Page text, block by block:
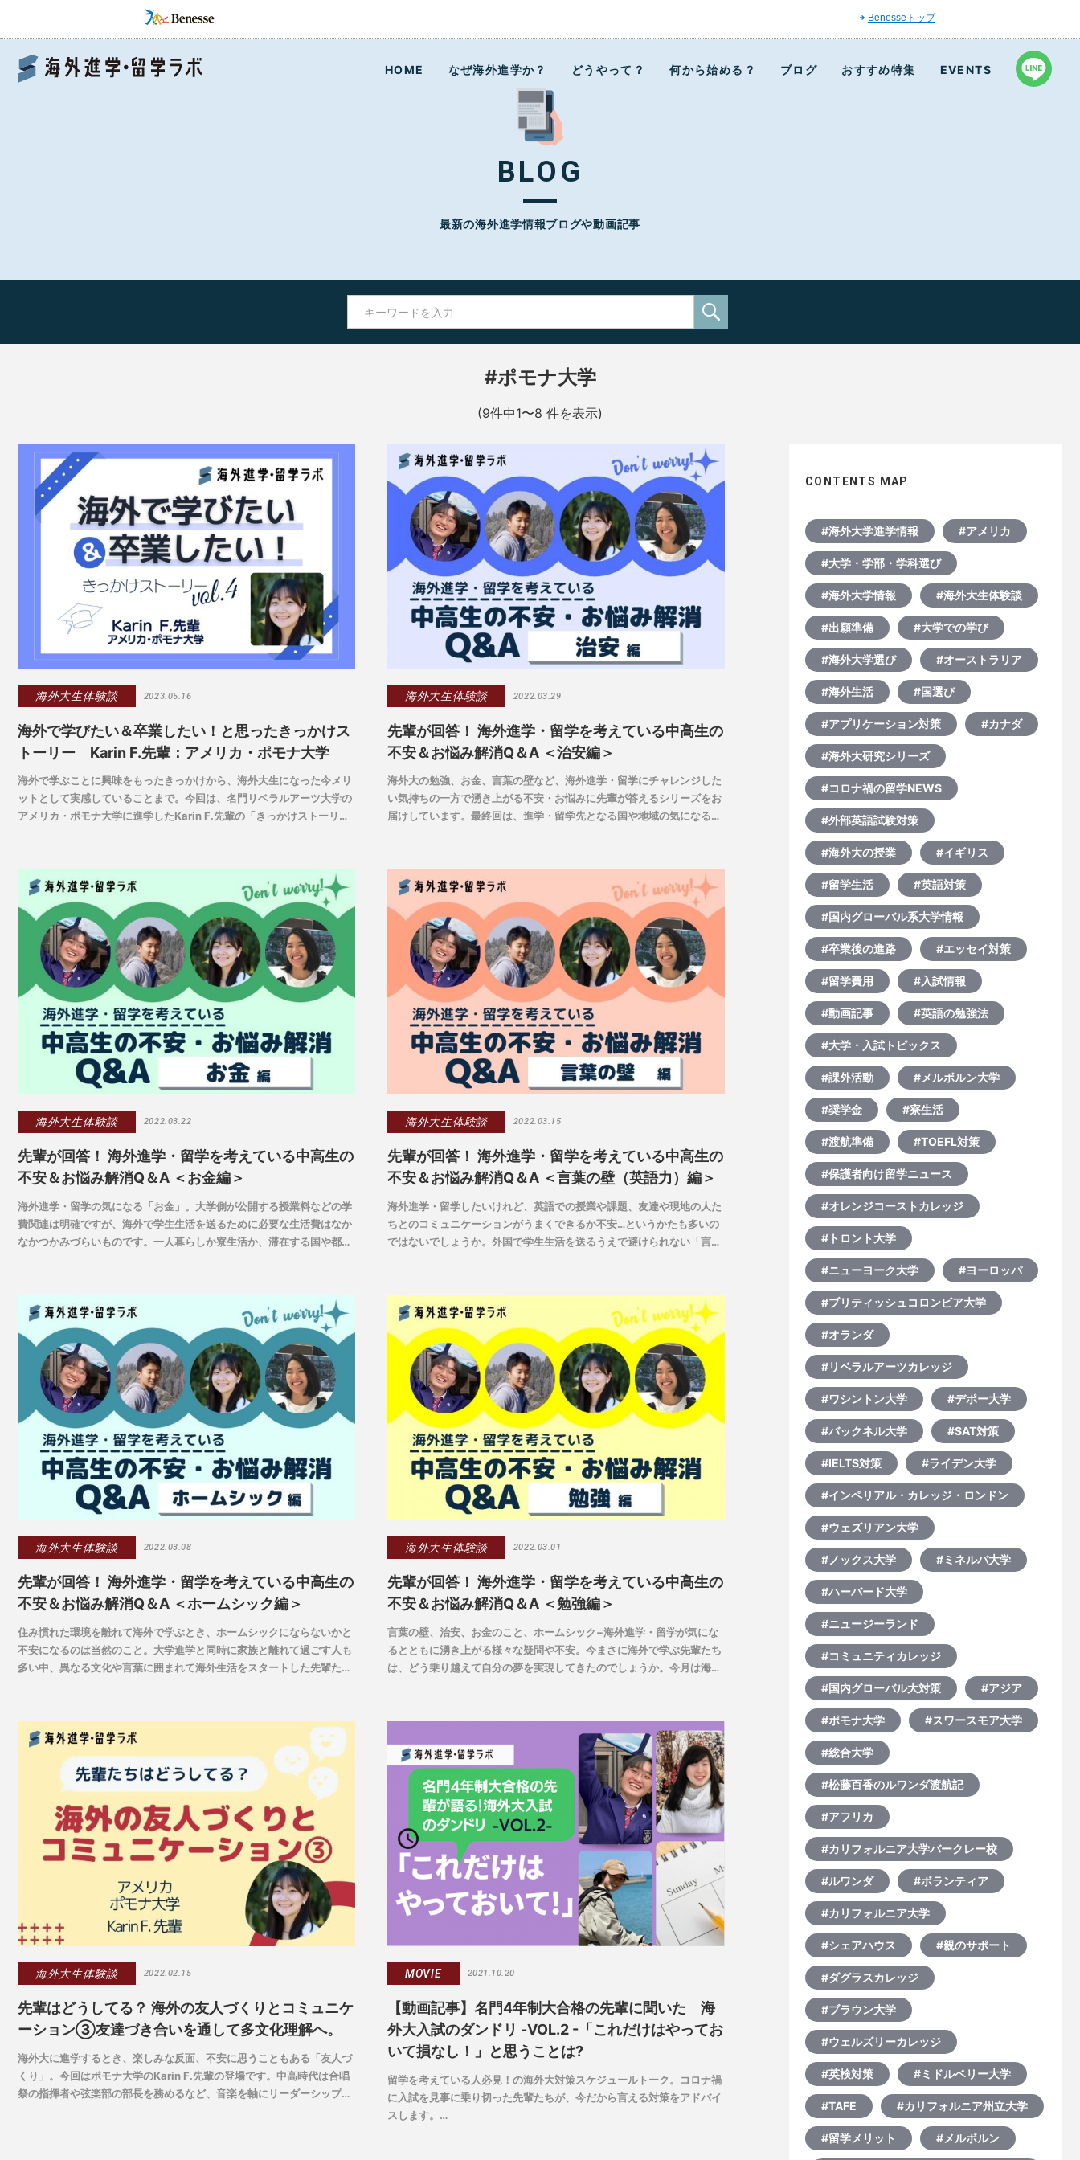
Benesseトップ
HOME なぜ海外進学か？ どうやって？ 何から始める？ ブログ おすすめ特集 EVENTS
BLOG
最新の海外進学情報ブログや動画記事
#ポモナ大学
(9件中1〜8 件を表示)
海外大生体験談 2023.05.16
海外で学びたい＆卒業したい！と思ったきっかけス
トーリー Karin F.先輩：アメリカ・ポモナ大学
海外で学ぶことに興味をもったきっかけから、海外大生になった今メリ
ットとして実感していることまで。今回は、名門リベラルアーツ大学の
アメリカ・ポモナ大学に進学したKarin F.先輩の「きっかけストーリ
海外大生体験談 2022.03.29
先輩が回答！ 海外進学・留学を考えている中高生の
不安＆お悩み解消Q＆A ＜治安編＞
海外大の勉強、お金、言葉の壁など、海外進学・留学にチャレンジした
い気持ちの一方で湧き上がる不安・お悩みに先輩が答えるシリーズをお
届けしています。最終回は、進学・留学先となる国や地域の気になる
か。
海外大生体験談 2022.03.22
先輩が回答！ 海外進学・留学を考えている中高生の
不安＆お悩み解消Q＆A ＜お金編＞
海外進学・留学の気になる「お金」。大学側が公開する授業料などの学
費関連は明確ですが、海外で学生生活を送るために必要な生活費はなか
なかつかみづらいものです。一人暮らしか寮生活か、滞在する国や都市
海外大生体験談 2022.03.15
先輩が回答！ 海外進学・留学を考えている中高生の
不安＆お悩み解消Q＆A ＜言葉の壁（英語力）編＞
海外進学・留学したいけれど、英語での授業や課題、友達や現地の人た
ちとのコミュニケーションがうまくできるか不安…というかたも多いの
ではないでしょうか。外国で学生生活を送るうえで避けられない「言葉
海外大生体験談 2022.03.08
先輩が回答！ 海外進学・留学を考えている中高生の
不安＆お悩み解消Q＆A ＜ホームシック編＞
住み慣れた環境を離れて海外で学ぶとき、ホームシックにならないかと
不安になるのは当然のこと。大学進学と同時に家族と離れて過ごす人も
多い中、異なる文化や言葉に囲まれて海外生活をスタートした先輩たち
海外大生体験談 2022.03.01
先輩が回答！ 海外進学・留学を考えている中高生の
不安＆お悩み解消Q＆A ＜勉強編＞
言葉の壁、治安、お金のこと、ホームシック−海外進学・留学が気にな
るとともに湧き上がる様々な疑問や不安。今まさに海外で学ぶ先輩たち
は、どう乗り越えて自分の夢を実現してきたのでしょうか。今月は海外
国内大よりも厳しい！と一般的によく言われる海外大の学びについ
て、“ホントのところ”と先輩たちがどのように工夫しているかお聞きし
ます。
海外大生体験談 2022.02.15
先輩はどうしてる？ 海外の友人づくりとコミュニケ
ーション③友達づき合いを通して多文化理解へ。
海外大に進学するとき、楽しみな反面、不安に思うこともある「友人づ
くり」。今回はポモナ大学のKarin F.先輩の登場です。中高時代は合唱
祭の指揮者や弦楽部の部長を務めるなど、音楽を軸にリーダーシップを
MOVIE 2021.10.20
【動画記事】名門4年制大合格の先輩に聞いた 海
外大入試のダンドリ -VOL.2 -「これだけはやってお
いて損なし！」と思うことは?
留学を考えている人必見！の海外大対策スケジュールトーク。コロナ禍
に入試を見事に乗り切った先輩たちが、今だから言える対策をアドバイ
スします。
CONTENTS MAP
#海外大学進学情報 #アメリカ
#大学・学部・学科選び
#海外大学情報 #海外大生体験談
#出願準備 #大学での学び
#海外大学選び #オーストラリア
#海外生活 #国選び
#アプリケーション対策 #カナダ
#海外大研究シリーズ
#コロナ禍の留学NEWS
#外部英語試験対策
#海外大の授業 #イギリス
#留学生活 #英語対策
#国内グローバル系大学情報
#卒業後の進路 #エッセイ対策
#留学費用 #入試情報
#動画記事 #英語の勉強法
#大学・入試トピックス
#課外活動 #メルボルン大学
#奨学金 #寮生活
#渡航準備 #TOEFL対策
#保護者向け留学ニュース
#オレンジコーストカレッジ
#トロント大学
#ニューヨーク大学 #ヨーロッパ
#ブリティッシュコロンビア大学
#オランダ
#リベラルアーツカレッジ
#ワシントン大学 #デポー大学
#バックネル大学 #SAT対策
#IELTS対策 #ライデン大学
#インペリアル・カレッジ・ロンドン
#ウェズリアン大学
#ノックス大学 #ミネルバ大学
#ハーバード大学
#ニュージーランド
#コミュニティカレッジ
#国内グローバル大対策 #アジア
#ポモナ大学 #スワースモア大学
#総合大学
#松藤百香のルワンダ渡航記
#アフリカ
#カリフォルニア大学バークレー校
#ルワンダ #ボランティア
#カリフォルニア大学
#シェアハウス #親のサポート
#ダグラスカレッジ
#ブラウン大学
#ウェルズリーカレッジ
#英検対策 #ミドルベリー大学
#TAFE #カリフォルニア州立大学
#留学メリット #メルボルン